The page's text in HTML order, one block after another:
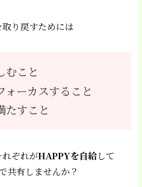
り戻すためには
むこと
ォーカスすること
たすこと
ぞれがHAPPYを自給して
共有しませんか？